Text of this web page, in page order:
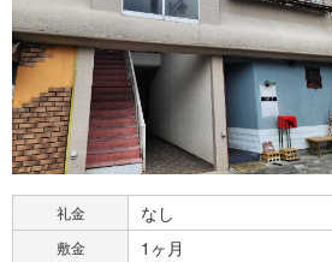
礼金 なし
敷金 1ヶ月